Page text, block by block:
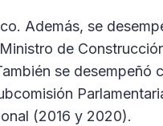
Además, se
de
se
(2016 y 2020).